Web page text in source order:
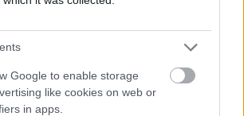
Google to enable storage
like cookies on web or
in apps.